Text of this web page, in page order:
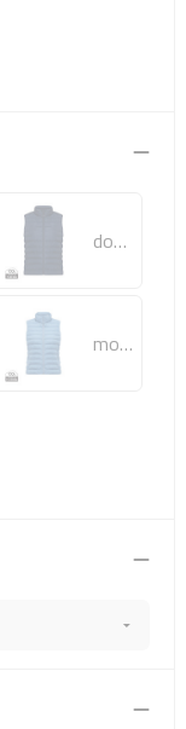
donkerblauw
moon blue